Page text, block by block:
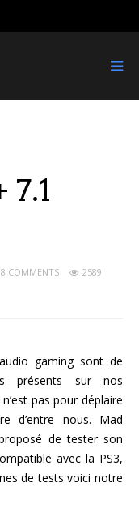
7.1
8 COMMENTS
2589
gaming sont de
présents sur nos
pas pour déplaire
d’entre nous. Mad
de tester son
avec la PS3,
de tests voici notre